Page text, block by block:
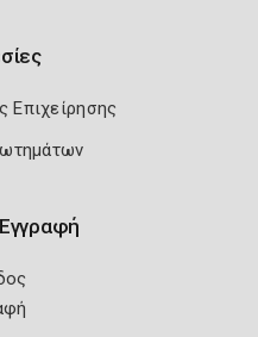
Επιχείρησης